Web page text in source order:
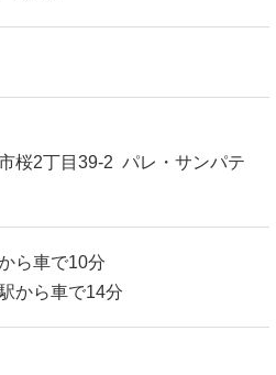
桜2丁目39-2 パレ・サンパテ
ら車で10分
から車で14分